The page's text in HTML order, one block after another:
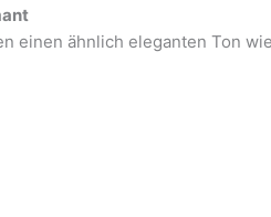
einen ähnlich eleganten Ton